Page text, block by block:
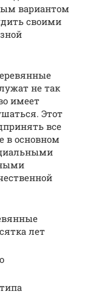
вариантом
своими
не так
имеет
Этот
все
в основном
лет